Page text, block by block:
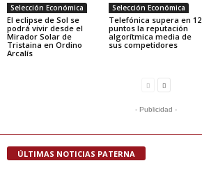
Selección Económica
El eclipse de Sol se
podrá vivir desde el
Mirador Solar de
Tristaina en Ordino
Arcalís
Selección Económica
Telefónica supera en 12
puntos la reputación
algorítmica media de
sus competidores
- Publicidad -
ÚLTIMAS NOTICIAS PATERNA